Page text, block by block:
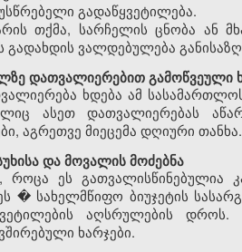
გადაწყვეტილება.
თქმა, სარჩელის ცნობა ან
გადახდის ვალდებულება
დათვალიერებით გამოწვეული
ხდება ამ
ასეთ დათვალიერებას
აგრეთვე მიეცემა დღიური თანხა.
და მოვალის მოძებნა
როცა ეს
� სახელმწიფო ბიუჯეტის
აღსრულების დროს.
ხარჯები.